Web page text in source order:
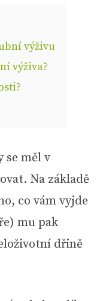
výživu
výživa?
se měl v
Na základě
co vám vyjde
mu pak
dřině